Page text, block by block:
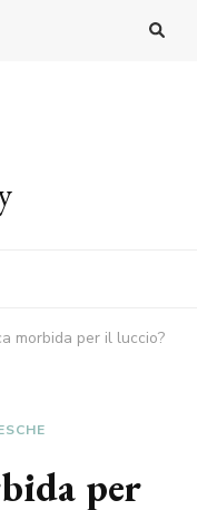
morbida per il luccio?
per